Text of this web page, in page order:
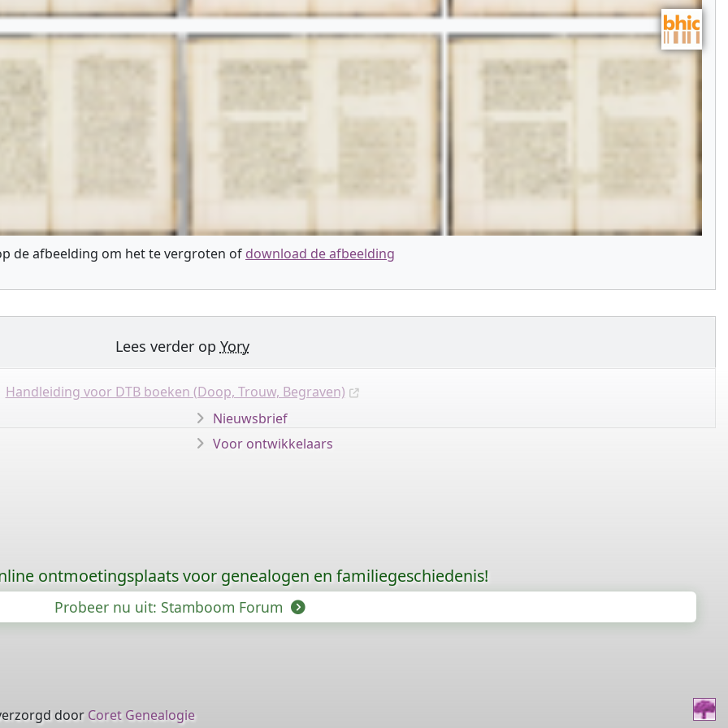
de afbeelding om het te vergroten of download de afbeelding
Lees verder op Yory
Handleiding voor DTB boeken (Doop, Trouw, Begraven)
Nieuwsbrief
Voor ontwikkelaars
ontmoetingsplaats voor genealogen en familiegeschiedenis!
Probeer nu uit: Stamboom Forum
door Coret Genealogie